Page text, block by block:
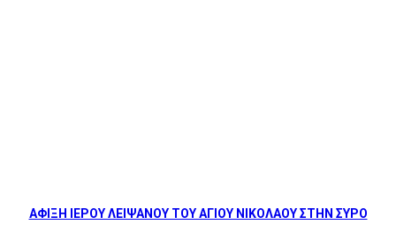
ΑΦΙΞΗ ΙΕΡΟΥ ΛΕΙΨΑΝΟΥ ΤΟΥ ΑΓΙΟΥ ΝΙΚΟΛΑΟΥ ΣΤΗΝ ΣΥΡΟ